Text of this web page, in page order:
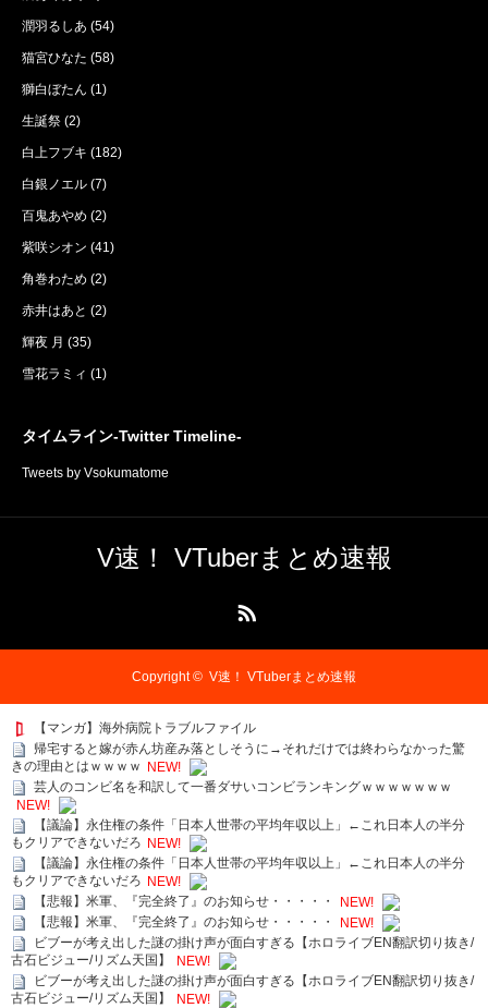
潤羽るしあ (54)
猫宮ひなた (58)
獅白ぼたん (1)
生誕祭 (2)
白上フブキ (182)
白銀ノエル (7)
百鬼あやめ (2)
紫咲シオン (41)
角巻わため (2)
赤井はあと (2)
輝夜 月 (35)
雪花ラミィ (1)
タイムライン-Twitter Timeline-
Tweets by Vsokumatome
V速！ VTuberまとめ速報
Copyright © V速！ VTuberまとめ速報
【マンガ】海外病院トラブルファイル
帰宅すると嫁が赤ん坊産み落としそうに→それだけでは終わらなかった驚
きの理由とはｗｗｗｗ NEW!
芸人のコンビ名を和訳して一番ダサいコンビランキングｗｗｗｗｗｗｗ
NEW!
【議論】永住権の条件「日本人世帯の平均年収以上」←これ日本人の半分
もクリアできないだろ NEW!
【議論】永住権の条件「日本人世帯の平均年収以上」←これ日本人の半分
もクリアできないだろ NEW!
【悲報】米軍、『完全終了』のお知らせ・・・・・
NEW!
【悲報】米軍、『完全終了』のお知らせ・・・・・
NEW!
ビブーが考え出した謎の掛け声が面白すぎる【ホロライブEN翻訳切り抜き/
古石ビジュー/リズム天国】
NEW!
ビブーが考え出した謎の掛け声が面白すぎる【ホロライブEN翻訳切り抜き/
古石ビジュー/リズム天国】
NEW!